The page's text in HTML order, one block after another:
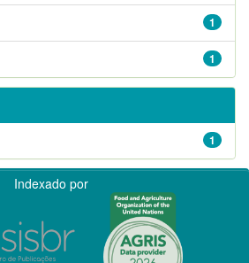
1
1
1
Indexado por